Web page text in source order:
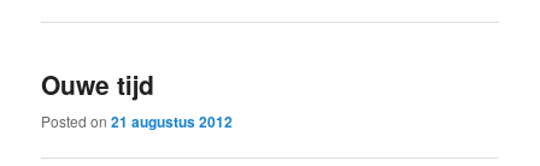
Ouwe tijd
Posted on21 augustus 2012